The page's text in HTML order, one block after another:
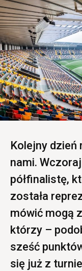
Kolejny dzień
nami.
półfinalistę,
została
mówić mogą
którzy –
sześć
się już z